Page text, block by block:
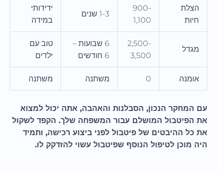
הצלת
חיות
900-
1,100
1-3 שנים
ידידותי
במידה
מגדל
2,500-
3,500
6 שבועות –
6 חודשים
טוב עם
ילדים
אומנה 0 משתנה משתנה
עם המחקר הנכון, הסבלנות והאהבה, אתה יכול למצוא
את הפיטבול המושלם עבור המשפחה שלך. הקפד לשקול
את כל ההיבטים של פיטבול לפני ביצוע רכישה, ותמיד
היה מוכן לטיפול הנוסף שפיטבול עשוי להזדקק לו.